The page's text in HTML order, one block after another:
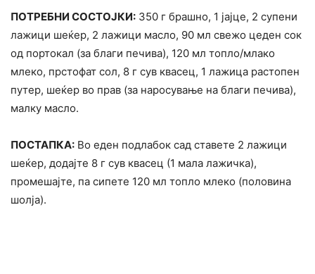
ПОТРЕБНИ СОСТОЈКИ: 350 г брашно, 1 јајце, 2 супени
лажици шеќер, 2 лажици масло, 90 мл свежо цеден сок
од портокал (за благи печива), 120 мл топло/млако
млеко, прстофат сол, 8 г сув квасец, 1 лажица растопен
путер, шеќер во прав (за наросување на благи печива),
малку масло.
ПОСТАПКА: Во еден подлабок сад ставете 2 лажици
шеќер, додајте 8 г сув квасец (1 мала лажичка),
промешајте, па сипете 120 мл топло млеко (половина
шолја).